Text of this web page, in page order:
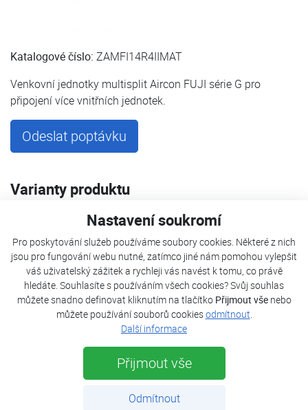
Nastavení soukromí
Pro poskytování služeb používáme soubory cookies. Některé z nich
jsou pro fungování webu nutné, zatímco jiné nám pomohou vylepšit
váš uživatelský zážitek a rychleji vás navést k tomu, co právě
hledáte. Souhlasíte s používáním všech cookies? Svůj souhlas
můžete snadno definovat kliknutím na tlačítko Přijmout všenebo
můžete používání souborů cookiesodmítnout
Další informace
Přijmout vše
Odmítnout
Katalogové číslo: ZAMFI14R4IIMAT
Venkovní jednotky multisplit Aircon FUJI série G pro
připojení více vnitřních jednotek.
Odeslat poptávku
Varianty produktu
Aircon FUJI AOF14MI-KB
Aircon FUJI AOF18MI-KB
Aircon FUJI AOF18MI3-KB
Aircon FUJI AOF24MI3-KB
Aircon FUJI AOF30MI4-KB